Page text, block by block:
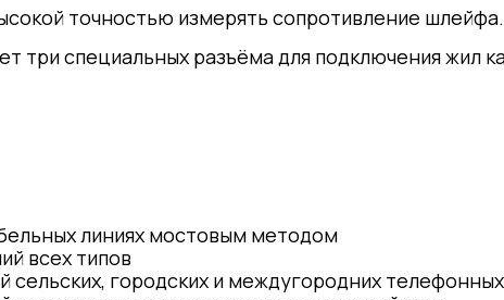
точностью измерять сопротивление
три специальных разъёма для подключения жил
линиях мостовым методом
всех типов
сельских, городских и междугородних